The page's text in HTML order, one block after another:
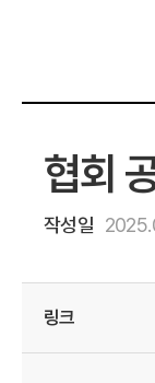
협회
작성일
링크